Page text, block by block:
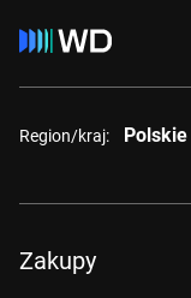
Region/kraj: Polskie
Zakupy